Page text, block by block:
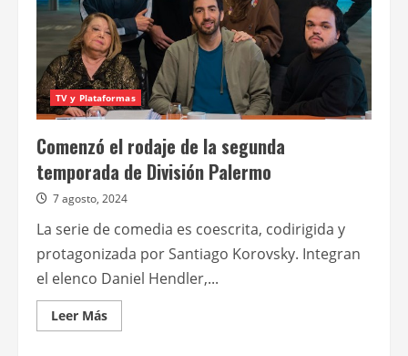
TV y Plataformas
Comenzó el rodaje de la segunda
temporada de División Palermo
7 agosto, 2024
La serie de comedia es coescrita, codirigida y
protagonizada por Santiago Korovsky. Integran
el elenco Daniel Hendler,...
Leer MásLeer
más